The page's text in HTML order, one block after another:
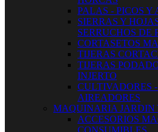
PALAS - PICOS Y
SIERRAS Y
SERRUCHOS DE
CORTASETOS
TIJERAS
TIJERAS
INJERTO
CULTIVADORES
AIREADORES
MAQUINARIA JARDIN
ACCESORIOS
CONSUMIBLES